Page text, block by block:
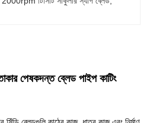
পেষকদন্ত ব্লেড পাইপ কাটিং